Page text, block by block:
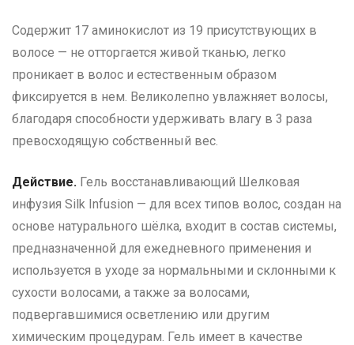
Содержит 17 аминокислот из 19 присутствующих в
волосе — не отторгается живой тканью, легко
проникает в волос и естественным образом
фиксируется в нем. Великолепно увлажняет волосы,
благодаря способности удерживать влагу в 3 раза
превосходящую собственный вес.
Действие. Гель восстанавливающий Шелковая
инфузия Silk Infusion — для всех типов волос, создан на
основе натурального шёлка, входит в состав системы,
предназначенной для ежедневного применения и
используется в уходе за нормальными и склонными к
сухости волосами, а также за волосами,
подвергавшимися осветлению или другим
химическим процедурам. Гель имеет в качестве